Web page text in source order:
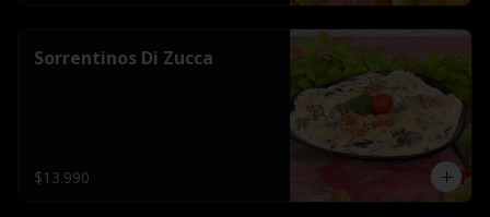
Sorrentinos Di Zucca
$13.990